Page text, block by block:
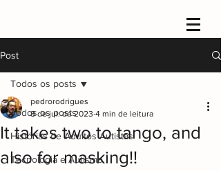
Post
Todos os posts
Histórias de Adultos Autistas
Tecnologia e Autismo
Todos os posts
It takes two to tango, and
also for masking!!
pedrorodrigues
8 de jul. de 2023 4 min de leitura